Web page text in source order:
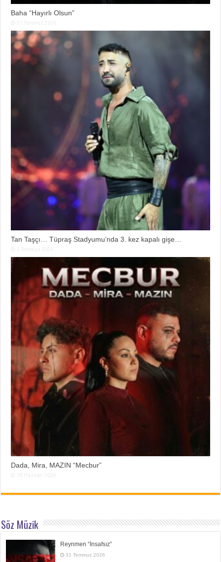
Baha “Hayırlı Olsun”
Tan Taşçı… Tüpraş Stadyumu’nda 3. kez kapalı gişe…
Dada, Mira, MAZIN “Mecbur”
Söz Müzik
Reynmen “İnsafsız”
31 Temmuz 2026